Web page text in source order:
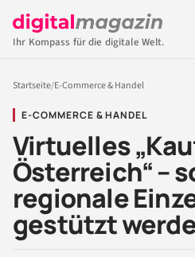
Ihr Kompass für die digitale Welt.
Startseite/E-Commerce & Handel
E-COMMERCE & HANDEL
Virtuelles
Österreich“ –
regionale
gestützt